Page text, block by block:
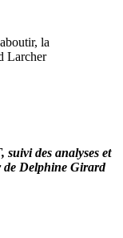
la
Larcher
des analyses et
de Delphine Girard